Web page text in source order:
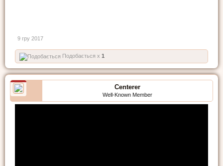
9 гру 2017
Подобається x 1
Centerer
Well-Known Member